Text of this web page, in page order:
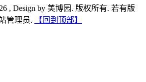
, Design by 美博园. 版权所有. 若有版
管理员.
【回到顶部】